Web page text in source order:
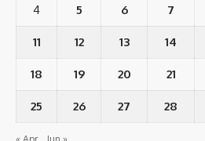
4 5 6 7
11 12 13 14
18 19 20 21
25 26 27 28